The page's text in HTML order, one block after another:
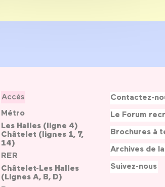
Accès
Métro
Les Halles (ligne 4)
Châtelet (lignes 1, 7,
14)
RER
Châtelet-Les Halles
(Lignes A, B, D)
Contactez-
Le Forum
Brochures à
Archives de
Suivez-nous